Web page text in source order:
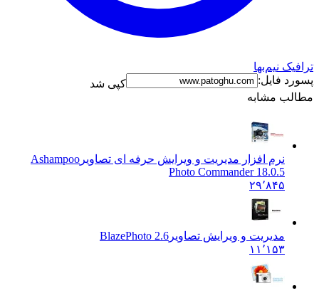
نیم‌بها
فایل:
کپی شد
مشابه
نرم افزار مدیریت و ویرایش حرفه ای تصاویرAshampoo
Photo Commander 18.0.5
۲۹٬۸۴۵
مدیریت و ویرایش تصاویرBlazePhoto 2.6
۱۱٬۱۵۳